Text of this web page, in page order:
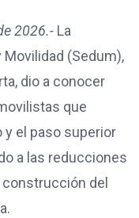
2026.- La
Movilidad (Sedum),
dio a conocer
que
y el paso superior
a las reducciones
del